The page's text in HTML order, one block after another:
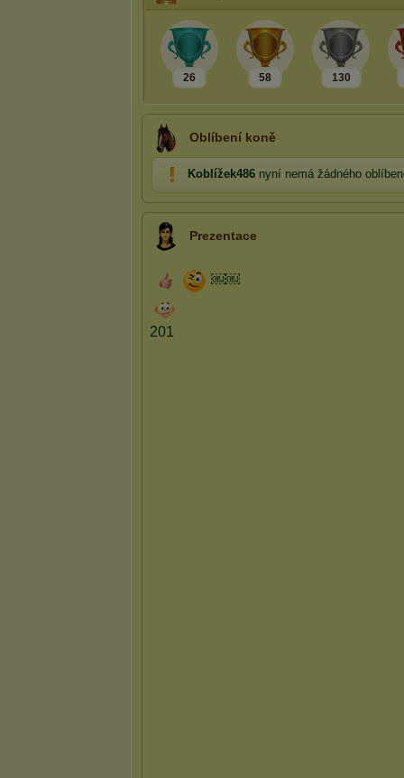
26 58 130
Oblíbení koně
Koblížek486 nyní nemá žádného
Prezentace